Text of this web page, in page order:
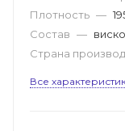
Плотность —
Состав —
Страна
Все